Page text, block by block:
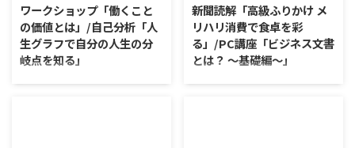
ワークショップ「働くこと
の価値とは」/自己分析「人
生グラフで自分の人生の分
岐点を知る」
新聞読解「高級ふりかけ メ
リハリ消費で食卓を彩
る」/PC講座「ビジネス文書
とは？ ～基礎編～」